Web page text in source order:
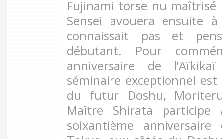
Fujinami torse nu
Sensei avouera ensuite
connaissait pas et
débutant. Pour
anniversaire de
séminaire exceptionnel
du futur Doshu,
Maître Shirata participe
soixantième